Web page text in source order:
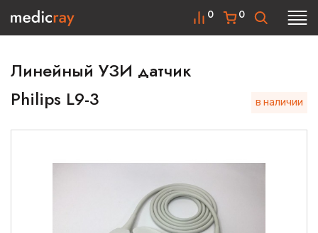
0
0
Линейный УЗИ датчик
Philips L9-3
в наличии